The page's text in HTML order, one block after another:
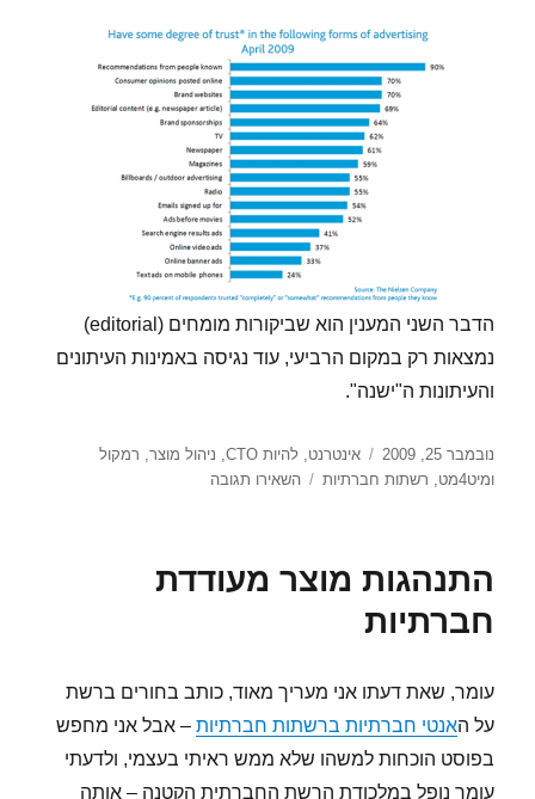
הדבר השני המענין הוא שביקורות מומחים (editorial)
נמצאות רק במקום הרביעי, עוד נגיסה באמינות העיתונים
והעיתונות ה"ישנה".
פורסם
בתאריך
נובמבר 25, 2009 קטגוריות
אינטרנט,להיות CTO , ניהול מוצר, רמקול
ומיט4מט
, רשתות חברתיות השאירו תגובה
בוטחים
מכל
דבר
אחר
התנהגות מוצר מעודדת
חברתיות
עומר, שאת דעתו אני מעריך מאוד, כותב בחורים ברשת
על האנטי חברתיות ברשתות חברתיות – אבל אני מחפש
בפוסט הוכחות למשהו שלא ממש ראיתי בעצמי, ולדעתי
עומר נופל במלכודת הרשת החברתית הקטנה – אותה